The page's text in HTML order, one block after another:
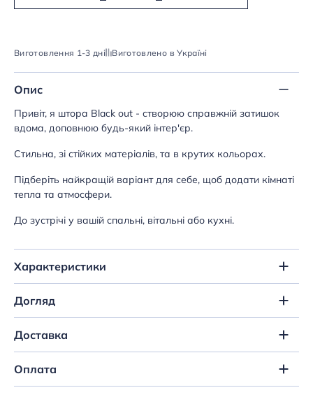
Виготовлення 1-3 дні Виготовлено в Україні
Опис
Привіт, я штора Black out - створюю справжній затишок
вдома, доповнюю будь-який інтер'єр.
Стильна, зі стійких матеріалів, та в крутих кольорах.
Підберіть найкращій варіант для себе, щоб додати кімнаті
тепла та атмосфери.
До зустрічі у вашій спальні, вітальні або кухні.
Характеристики
Догляд
Доставка
Оплата